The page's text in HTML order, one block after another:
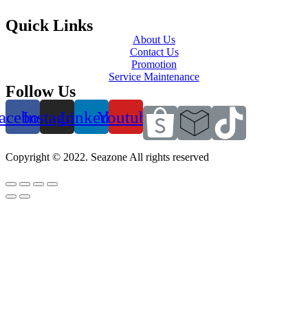
Quick Links
About Us
Contact Us
Promotion
Service Maintenance
Follow Us
InstagramLinkedinYoutube
Copyright © 2022. Seazone All rights reserved